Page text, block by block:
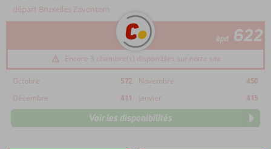
départ Bruxelles Zaventem
àpd 622
Encore 3 chambre(s) disponibles sur notre site
Octobre 572 Novembre
450
Décembre
411 Janvier 415
Voir les disponibilités